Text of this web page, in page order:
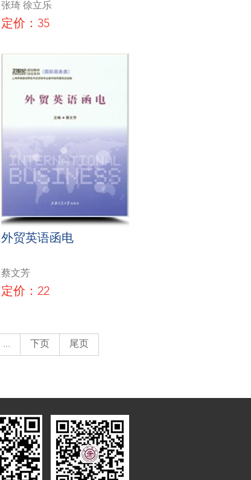
张琦 徐立乐
定价：35
外贸英语函电
蔡文芳
定价：22
... 下页 尾页